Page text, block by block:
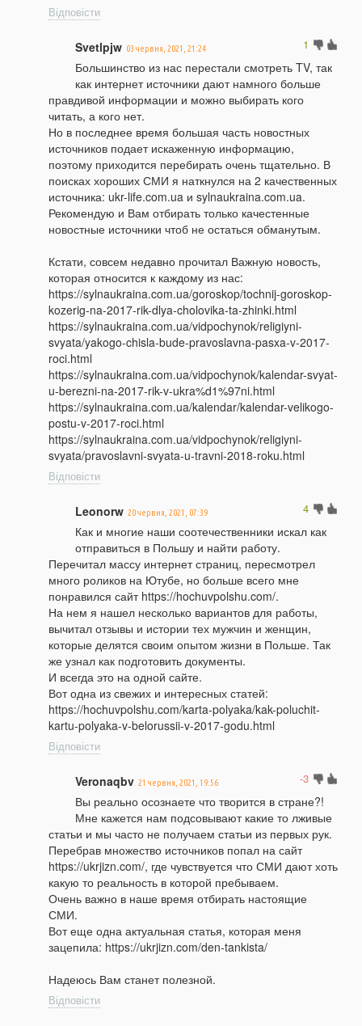
Відповісти
1
Svetlpjw 03 червня, 2021, 21:24
Большинство из нас перестали смотреть TV, так
как интернет источники дают намного больше
правдивой информации и можно выбирать кого
читать, а кого нет.
Но в последнее время большая часть новостных
источников подает искаженную информацию,
поэтому приходится перебирать очень тщательно. В
поисках хороших СМИ я наткнулся на 2 качественных
источника: ukr-life.com.ua и sylnaukraina.com.ua.
Рекомендую и Вам отбирать только качестенные
новостные источники чтоб не остаться обманутым.
Кстати, совсем недавно прочитал Важную новость,
которая относится к каждому из нас:
https://sylnaukraina.com.ua/goroskop/tochnij-goroskop-
kozerig-na-2017-rik-dlya-cholovika-ta-zhinki.html
https://sylnaukraina.com.ua/vidpochynok/religiyni-
svyata/yakogo-chisla-bude-pravoslavna-pasxa-v-2017-
roci.html
https://sylnaukraina.com.ua/vidpochynok/kalendar-svyat-
u-berezni-na-2017-rik-v-ukra%d1%97ni.html
https://sylnaukraina.com.ua/kalendar/kalendar-velikogo-
postu-v-2017-roci.html
https://sylnaukraina.com.ua/vidpochynok/religiyni-
svyata/pravoslavni-svyata-u-travni-2018-roku.html
Відповісти
4
Leonorw 20 червня, 2021, 07:39
Как и многие наши соотечественники искал как
отправиться в Польшу и найти работу.
Перечитал массу интернет страниц, пересмотрел
много роликов на Ютубе, но больше всего мне
понравился сайт https://hochuvpolshu.com/.
На нем я нашел несколько вариантов для работы,
вычитал отзывы и истории тех мужчин и женщин,
которые делятся своим опытом жизни в Польше. Так
же узнал как подготовить документы.
И всегда это на одной сайте.
Вот одна из свежих и интересных статей:
https://hochuvpolshu.com/karta-polyaka/kak-poluchit-
kartu-polyaka-v-belorussii-v-2017-godu.html
Відповісти
-3
Veronaqbv 21 червня, 2021, 19:56
Вы реально осознаете что творится в стране?!
Мне кажется нам подсовывают какие то лживые
статьи и мы часто не получаем статьи из первых рук.
Перебрав множество источников попал на сайт
https://ukrjizn.com/, где чувствуется что СМИ дают хоть
какую то реальность в которой пребываем.
Очень важно в наше время отбирать настоящие
СМИ.
Вот еще одна актуальная статья, которая меня
зацепила: https://ukrjizn.com/den-tankista/
Надеюсь Вам станет полезной.
Відповісти